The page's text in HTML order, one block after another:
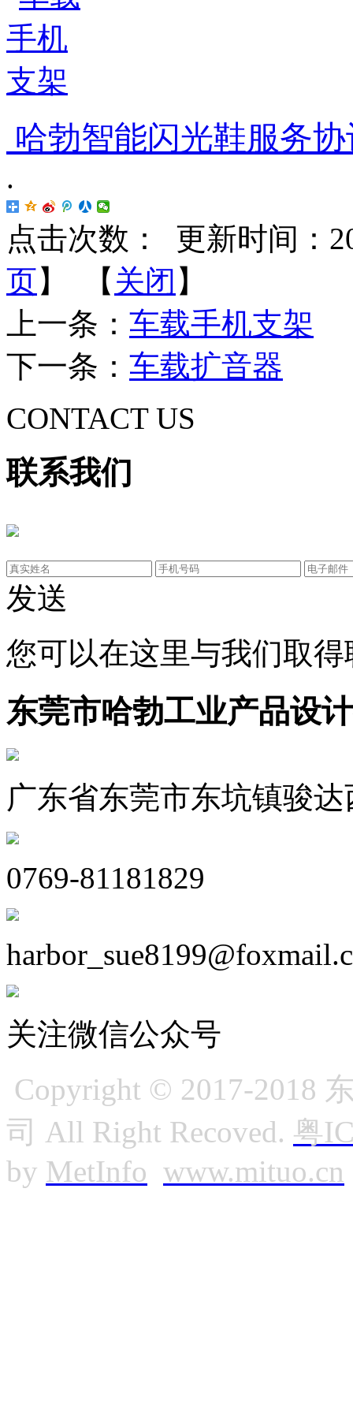
哈勃智能闪光鞋服务
.
点击次数：
更新时间：
页】 【 关闭 】
上一条： 车载手机支架
下一条： 车载扩音器
CONTACT US
联系我们
发送
您可以在这里与我们取
东莞市哈勃工业产品设
广东省东莞市东坑镇骏
0769-81181829
关注微信公众号
Copyright © 2017-2018
司 All Right Recoved. 粤
by MetInfo www.mituo.cn